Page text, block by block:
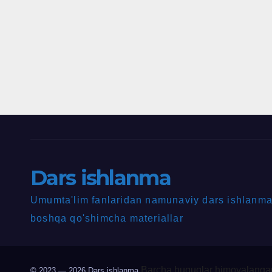
Dars ishlanma
Umumta'lim fanlaridan namunaviy dars
boshqa qo'shimcha materiallar
Barcha huquqlar